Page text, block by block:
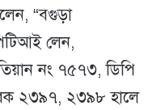
“বগুড়া
লেন,
নং ৭৫৭৩, ডিপি
২৩৯৭, ২৩৯৮ হালে